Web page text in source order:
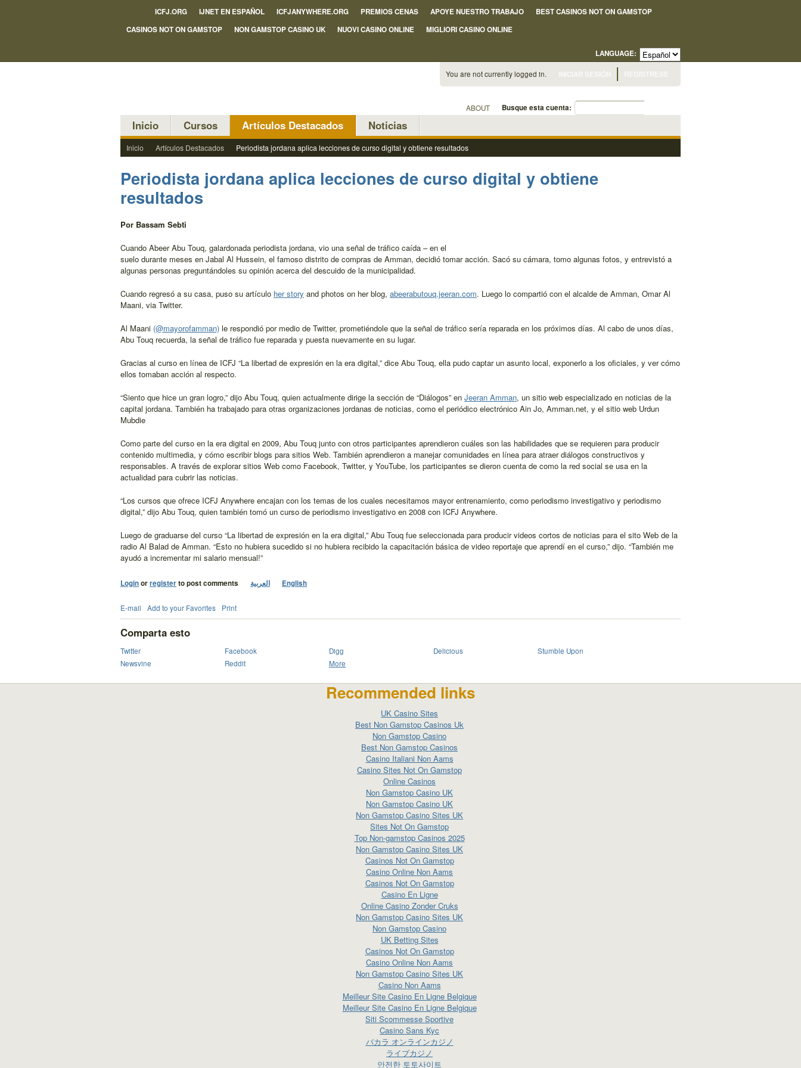
ICFJ.ORG IJNET EN ESPAÑOL ICFJANYWHERE.ORG PREMIOS CENAS APOYE NUESTRO TRABAJO
BEST CASINOS NOT ON GAMSTOP
CASINOS NOT ON GAMSTOP
NON GAMSTOP CASINO UK NUOVI CASINO ONLINE MIGLIORI CASINO ONLINE
LANGUAGE:
You are not currently logged in.
Busque esta cuenta:
ABOUT
Inicio Cursos Artículos Destacados Noticias
Inicio Artículos Destacados Periodista jordana aplica lecciones de curso digital y obtiene resultados
Periodista jordana aplica lecciones de curso digital y obtiene
resultados
Por Bassam Sebti
Cuando Abeer Abu Touq, galardonada periodista jordana, vio una señal de tráfico caída – en el
suelo durante meses en Jabal Al Hussein, el famoso distrito de compras de Amman, decidió tomar acción. Sacó su cámara, tomo algunas fotos, y entrevistó a
algunas personas preguntándoles su opinión acerca del descuido de la municipalidad.
Cuando regresó a su casa, puso su artículo her story and photos on her blog, abeerabutouq.jeeran.com. Luego lo compartió con el alcalde de Amman, Omar Al
Maani, via Twitter.
Al Maani (@mayorofamman) le respondió por medio de Twitter, prometiéndole que la señal de tráfico sería reparada en los próximos días. Al cabo de unos días,
Abu Touq recuerda, la señal de tráfico fue reparada y puesta nuevamente en su lugar.
Gracias al curso en línea de ICFJ “La libertad de expresión en la era digital,” dice Abu Touq, ella pudo captar un asunto local, exponerlo a los oficiales, y ver cómo
ellos tomaban acción al respecto.
“Siento que hice un gran logro,” dijo Abu Touq, quien actualmente dirige la sección de “Diálogos” en Jeeran Amman, un sitio web especializado en noticias de la
capital jordana. También ha trabajado para otras organizaciones jordanas de noticias, como el periódico electrónico Ain Jo, Amman.net, y el sitio web Urdun
Mubdie
Como parte del curso en la era digital en 2009, Abu Touq junto con otros participantes aprendieron cuáles son las habilidades que se requieren para producir
contenido multimedia, y cómo escribir blogs para sitios Web. También aprendieron a manejar comunidades en línea para atraer diálogos constructivos y
responsables. A través de explorar sitios Web como Facebook, Twitter, y YouTube, los participantes se dieron cuenta de como la red social se usa en la
actualidad para cubrir las noticias.
“Los cursos que ofrece ICFJ Anywhere encajan con los temas de los cuales necesitamos mayor entrenamiento, como periodismo investigativo y periodismo
digital,” dijo Abu Touq, quien también tomó un curso de periodismo investigativo en 2008 con ICFJ Anywhere.
Luego de graduarse del curso “La libertad de expresión en la era digital,” Abu Touq fue seleccionada para producir videos cortos de noticias para el sito Web de la
radio Al Balad de Amman. “Esto no hubiera sucedido si no hubiera recibido la capacitación básica de video reportaje que aprendí en el curso,” dijo. “También me
ayudó a incrementar mi salario mensual!”
Loginorregisterto post comments العربية English
E-mail Add to your Favorites Print
Comparta esto
Twitter Facebook Digg Delicious
Stumble Upon
Newsvine
Reddit More
Recommended links
UK Casino Sites
Best Non Gamstop Casinos Uk
Non Gamstop Casino
Best Non Gamstop Casinos
Casino Italiani Non Aams
Casino Sites Not On Gamstop
Online Casinos
Non Gamstop Casino UK
Non Gamstop Casino UK
Non Gamstop Casino Sites UK
Sites Not On Gamstop
Top Non-gamstop Casinos 2025
Non Gamstop Casino Sites UK
Casinos Not On Gamstop
Casino Online Non Aams
Casinos Not On Gamstop
Casino En Ligne
Online Casino Zonder Cruks
Non Gamstop Casino Sites UK
Non Gamstop Casino
UK Betting Sites
Casinos Not On Gamstop
Casino Online Non Aams
Non Gamstop Casino Sites UK
Casino Non Aams
Meilleur Site Casino En Ligne Belgique
Meilleur Site Casino En Ligne Belgique
Siti Scommesse Sportive
Casino Sans Kyc
バカラ オンラインカジノ
ライブカジノ
안전한 토토사이트